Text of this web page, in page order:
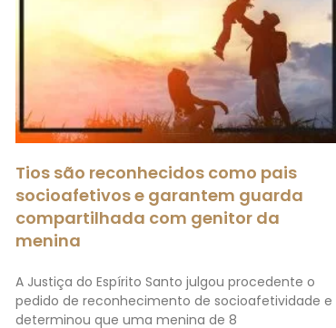
Tios são reconhecidos como pais
socioafetivos e garantem guarda
compartilhada com genitor da
menina
A Justiça do Espírito Santo julgou procedente o
pedido de reconhecimento de socioafetividade e
determinou que uma menina de 8